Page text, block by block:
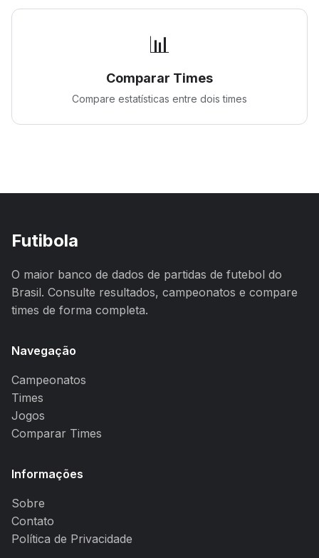
📊
Comparar Times
Compare estatísticas entre dois times
Futibola
O maior banco de dados de partidas de futebol do
Brasil. Consulte resultados, campeonatos e compare
times de forma completa.
Navegação
Campeonatos
Times
Jogos
Comparar Times
Informações
Sobre
Contato
Política de Privacidade